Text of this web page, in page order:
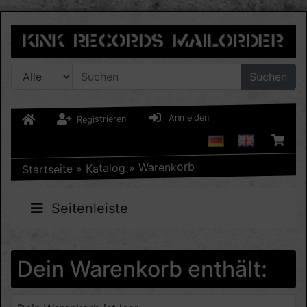
Suchen
Registrieren Anmelden
Startseite » Katalog » Warenkorb
Seitenleiste
Dein Warenkorb enthält: